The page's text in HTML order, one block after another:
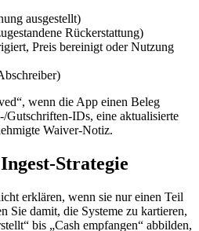
ausgestellt)
Rückerstattung)
Preis bereinigt oder Nutzung
wenn die App einen Beleg
Gutschriften‑IDs, eine aktualisierte
Waiver‑Notiz.
erklären, wenn sie nur einen Teil
Sie damit, die Systeme zu kartieren,
bis „Cash empfangen“ abbilden,